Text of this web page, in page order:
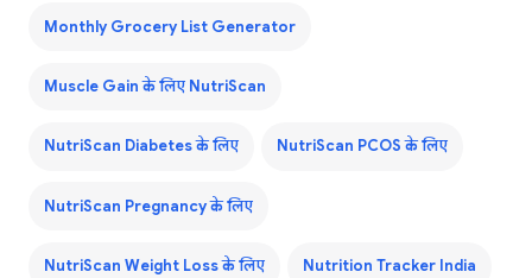
Monthly Grocery List Generator
Muscle Gain के लिए NutriScan
NutriScan Diabetes के लिए NutriScan PCOS के लिए
NutriScan Pregnancy के लिए
NutriScan Weight Loss के लिए Nutrition Tracker India